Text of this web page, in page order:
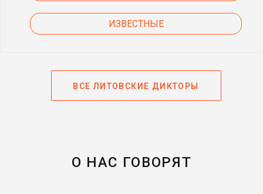
ИЗВЕСТНЫЕ
ВСЕ ЛИТОВСКИЕ ДИКТОРЫ
О НАС ГОВОРЯТ